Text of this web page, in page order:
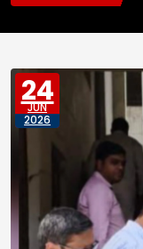
24
JUN
2026